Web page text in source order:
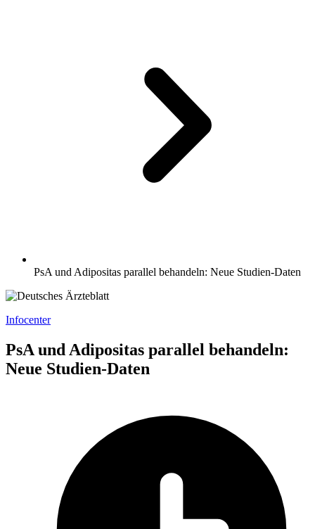
PsA und Adipositas parallel behandeln: Neue Studien-Daten
Infocenter
PsA und Adipositas parallel behandeln:
Neue Studien-Daten